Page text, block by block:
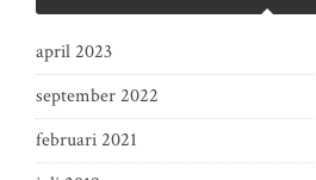
april 2023
september 2022
februari 2021